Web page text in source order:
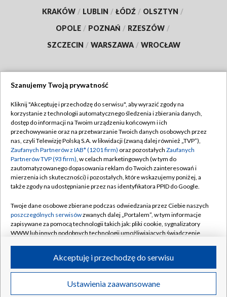
KRAKÓW / LUBLIN / ŁÓDŹ / OLSZTYN /
OPOLE / POZNAŃ / RZESZÓW /
SZCZECIN / WARSZAWA / WROCŁAW
TVP
Abonament TVP
Emisja w TVP
Centrum informacji TVP
Naziemna Telewizja Cyfrowa
Rada Programowa
System NOS
Informacje o nadawcy
Program dla prasy
Ogłoszenie przetargowe
Regulamin TVP
Polityka prywatności
Moje zgody
Pomoc
Kontakt
Kanały
©2026 Telewizja Polska S.A. w likwidacji
Szanujemy Twoją prywatność
Kliknij "Akceptuję i przechodzę do serwisu", aby wyrazić zgody na
korzystanie z technologii automatycznego śledzenia i zbierania danych,
dostęp do informacji na Twoim urządzeniu końcowym i ich
przechowywanie oraz na przetwarzanie Twoich danych osobowych przez
nas, czyli Telewizję Polską S.A. w likwidacji (zwaną dalej również „TVP”),
Zaufanych Partnerów z IAB* (1201 firm) oraz pozostałych Zaufanych
Partnerów TVP (93 firm), w celach marketingowych (w tym do
zautomatyzowanego dopasowania reklam do Twoich zainteresowań i
mierzenia ich skuteczności) i pozostałych, które wskazujemy poniżej, a
także zgody na udostępnianie przez nas identyfikatora PPID do Google.
Twoje dane osobowe zbierane podczas odwiedzania przez Ciebie naszych
poszczególnych serwisówzwanych dalej „Portalem”, w tym informacje
zapisywane za pomocą technologii takich jak: pliki cookie, sygnalizatory
WWW lub innych podobnych technologii umożliwiających świadczenie
ruchu w Internecie.
Twoje dane osobowe zbierane podczas odwiedzania przez Ciebie
poszczególnych serwisówna Portalu, takie jak adresy IP, identyfikatory
Ustawienia zaawansowane
Akceptuję i przechodzę do serwisu